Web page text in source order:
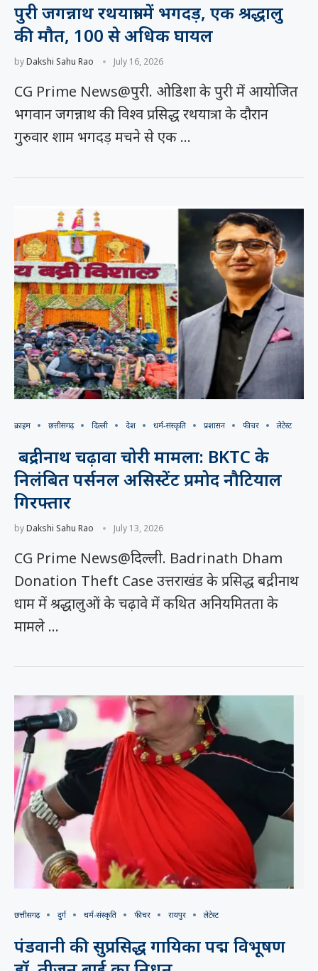
पुरी जगन्नाथ रथयात्रा में भगदड़, एक श्रद्धालु
की मौत, 100 से अधिक घायल
byDakshi Sahu Rao July 16, 2026
CG Prime News@पुरी. ओडिशा के पुरी में आयोजित
भगवान जगन्नाथ की विश्व प्रसिद्ध रथयात्रा के दौरान
गुरुवार शाम भगदड़ मचने से एक …
क्राइम छत्तीसगढ़ दिल्ली देश धर्म-संस्कृति प्रशासन फीचर लेटेस्ट
बद्रीनाथ चढ़ावा चोरी मामला: BKTC के
निलंबित पर्सनल असिस्टेंट प्रमोद नौटियाल
गिरफ्तार
byDakshi Sahu Rao July 13, 2026
CG Prime News@दिल्ली. Badrinath Dham
Donation Theft Case उत्तराखंड के प्रसिद्ध बद्रीनाथ
धाम में श्रद्धालुओं के चढ़ावे में कथित अनियमितता के
मामले …
छत्तीसगढ़ दुर्ग धर्म-संस्कृति फीचर रायपुर लेटेस्ट
पंडवानी की सुप्रसिद्ध गायिका पद्म विभूषण